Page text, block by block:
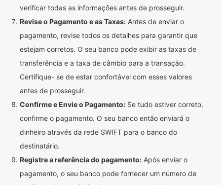
verificar todas as informações antes de prosseguir.
Revise o Pagamento e as Taxas: Antes de enviar o
pagamento, revise todos os detalhes para garantir que
estejam corretos. O seu banco pode exibir as taxas de
transferência e a taxa de câmbio para a transação.
Certifique- se de estar confortável com esses valores
antes de prosseguir.
Confirme e Envie o Pagamento: Se tudo estiver correto,
confirme o pagamento. O seu banco então enviará o
dinheiro através da rede SWIFT para o banco do
destinatário.
Registre a referência do pagamento: Após enviar o
pagamento, o seu banco pode fornecer um número de